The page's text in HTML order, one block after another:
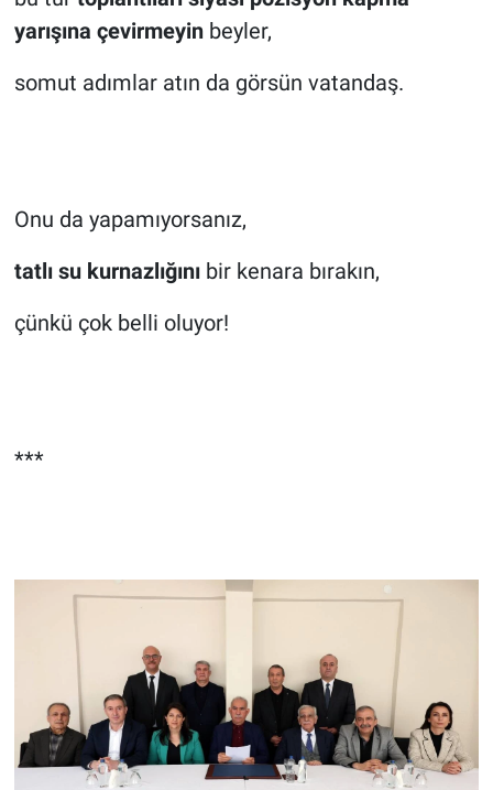
yarışına çevirmeyinbeyler,
somut adımlar atın da görsün vatandaş.
Onu da yapamıyorsanız,
tatlı su kurnazlığını bir kenara bırakın,
çünkü çok belli oluyor!
***